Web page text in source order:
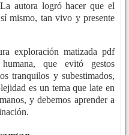
autora logró hacer que el
mismo, tan vivo y presente
exploración matizada pdf
que evitó gestos
tranquilos y subestimados,
es un tema que late en
y debemos aprender a